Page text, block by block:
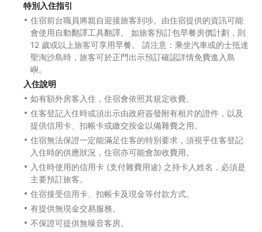
特別入住指引
住宿前台職員將親自迎接旅客到埗。由住宿提供的資訊可能
會使用自動翻譯工具翻譯。 如旅客預訂包早餐房價計劃，則
12 歲或以上旅客可享用早餐。 請注意：乘坐汽車或的士抵達
聖淘沙島時，旅客可於正門出示預訂確認詳情免費進入島
嶼。
入住說明
如有額外房客入住，住宿會依照其規定收費。
住客登記入住時或須出示由政府簽發附有相片的證件，以及
提供信用卡、扣帳卡或繳交按金以備雜費之用。
住宿無法保證一定能滿足住客的特別要求，須視乎住客登記
入住時的供應狀況，住宿亦可能會加收費用。
入住時使用的信用卡 (支付雜費用途) 之持卡人姓名，必須是
主要預訂旅客。
住宿接受信用卡、扣帳卡及現金等付款方式。
有提供無現金交易服務。
不保證可提供無噪音客房。